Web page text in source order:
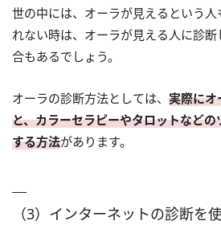
世の中には、オーラが見えるという人
れない時は、オーラが見える人に診
合もあるでしょう。
オーラの診断方法としては、 実際にオ
と、カラーセラピーやタロットなど
する方法があります。
（3）インターネットの診断を